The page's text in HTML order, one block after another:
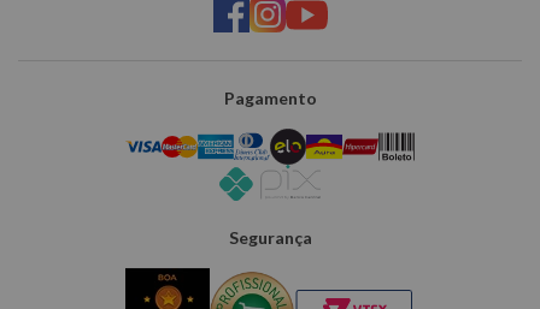
Pagamento
Segurança